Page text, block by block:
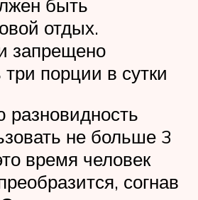
быть
отдых.
запрещено
три порции в сутки
разновидность
не больше 3
время человек
согнав